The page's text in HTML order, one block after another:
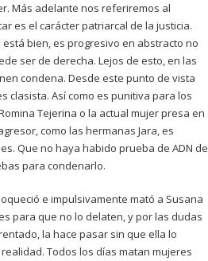
Más adelante nos referiremos al
es el carácter patriarcal de la justicia.
bien, es progresivo en abstracto no
ser de derecha. Lejos de esto, en las
condena. Desde este punto de vista
clasista. Así como es punitiva para los
Tejerina o la actual mujer presa en
como las hermanas Jara, es
Que no haya habido prueba de ADN de
para condenarlo.
e impulsivamente mató a Susana
para que no lo delaten, y por las dudas
la hace pasar sin que ella lo
Todos los días matan mujeres